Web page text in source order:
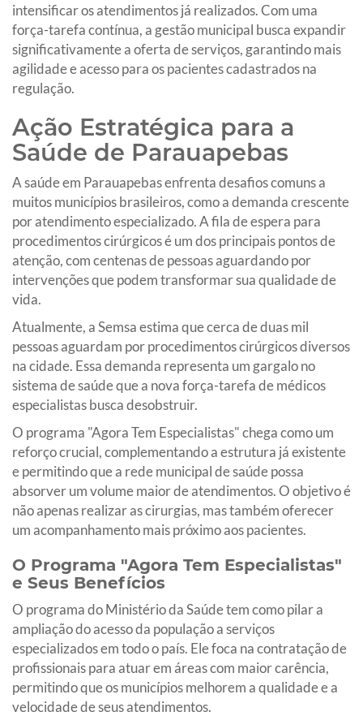
intensificar os atendimentos já realizados. Com uma
força-tarefa contínua, a gestão municipal busca expandir
significativamente a oferta de serviços, garantindo mais
agilidade e acesso para os pacientes cadastrados na
regulação.
Ação Estratégica para a
Saúde de Parauapebas
A saúde em Parauapebas enfrenta desafios comuns a
muitos municípios brasileiros, como a demanda crescente
por atendimento especializado. A fila de espera para
procedimentos cirúrgicos é um dos principais pontos de
atenção, com centenas de pessoas aguardando por
intervenções que podem transformar sua qualidade de
vida.
Atualmente, a Semsa estima que cerca de duas mil
pessoas aguardam por procedimentos cirúrgicos diversos
na cidade. Essa demanda representa um gargalo no
sistema de saúde que a nova força-tarefa de médicos
especialistas busca desobstruir.
O programa "Agora Tem Especialistas" chega como um
reforço crucial, complementando a estrutura já existente
e permitindo que a rede municipal de saúde possa
absorver um volume maior de atendimentos. O objetivo é
não apenas realizar as cirurgias, mas também oferecer
um acompanhamento mais próximo aos pacientes.
O Programa "Agora Tem Especialistas"
e Seus Benefícios
O programa do Ministério da Saúde tem como pilar a
ampliação do acesso da população a serviços
especializados em todo o país. Ele foca na contratação de
profissionais para atuar em áreas com maior carência,
permitindo que os municípios melhorem a qualidade e a
velocidade de seus atendimentos.